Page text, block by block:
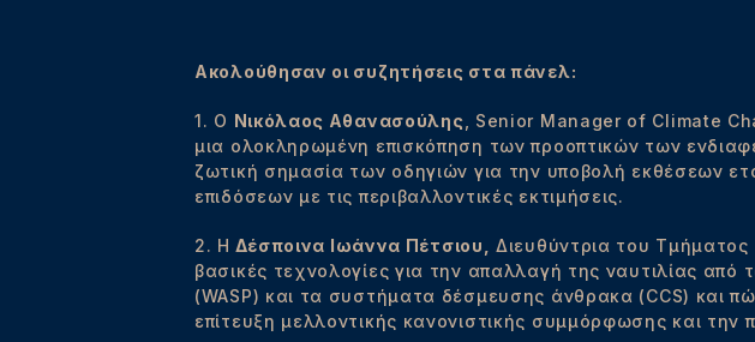
Ακολούθησαν οι συζητήσεις στα πάνελ:
1. Ο Νικόλαος Αθανασούλης , Senior Manager of Climate
μια ολοκληρωμένη επισκόπηση των προοπτικών των
ζωτική σημασία των οδηγιών για την υποβολή εκθέσεων
επιδόσεων με τις περιβαλλοντικές εκτιμήσεις.
2. Η Δέσποινα Ιωάννα Πέτσιου,
Διευθύντρια του
βασικές τεχνολογίες για την απαλλαγή της ναυτιλίας
(WASP) και τα συστήματα δέσμευσης άνθρακα (CCS) και
επίτευξη μελλοντικής κανονιστικής συμμόρφωσης και